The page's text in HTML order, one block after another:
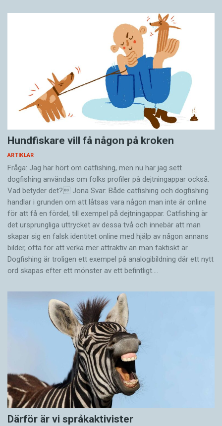
Hundfiskare vill få någon på kroken
ARTIKLAR
Fråga: Jag har hört om catfishing, men nu har jag sett
dogfishing användas om folks profiler på dejtningappar också.
Vad betyder det? Jona Svar: Både catfishing och dogfishing
handlar i grunden om att låtsas vara någon man inte är online
för att få en fördel, till exempel på dejtningappar. Catfishing är
det ursprungliga uttrycket av dessa två och innebär att man
skapar sig en falsk identitet online med hjälp av någon annans
bilder, ofta för att verka mer attraktiv än man faktiskt är.
Dogfishing är troligen ett exempel på analogibildning där ett nytt
ord skapas efter ett mönster av ett befintligt.…
Därför är vi språkaktivister